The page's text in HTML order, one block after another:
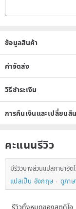
✨ Natural stones
✨ The pictured item
Crystal bracelets
Please note your
made, the item will be
Natural ores and
crystallizations.
and cotton-like
patterns on the
The owner will strictly
ข้อมูลสินค้า
ค่าจัดส่ง
วิธีชำระเงิน
การคืนเงินและเปลี่ยนสิ
คะแนนรีวิว
มีรีวิวบางส่วนแปลภาษาอั
แปลเป็น อังกฤษ
ดูภาษ
รีวิวทั้งหมดของสตูดิโอ